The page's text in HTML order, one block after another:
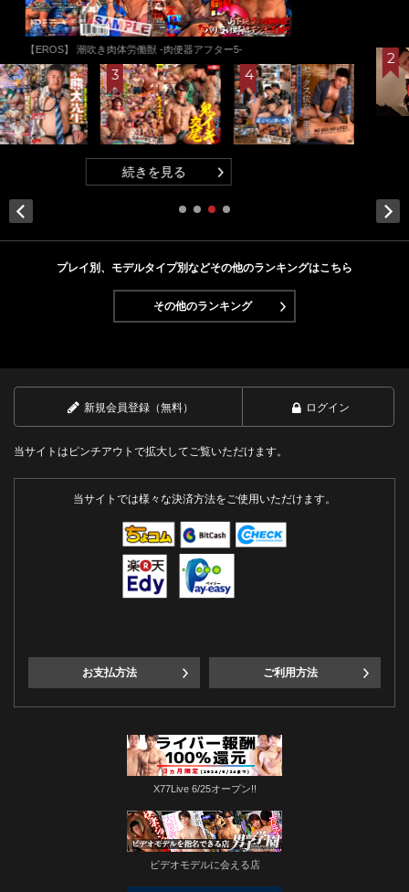
【赤面男子】 赤面男子CASE35：小●校の先生志望が2度目
の出演！デカ尻ガン突かれぶっ壊れアナルからの連続痙攣
逝き?
続きを見る
プレイ別、モデルタイプ別などその他のランキングはこちら
その他のランキング
新規会員登録（無料） ログイン
当サイトはピンチアウトで拡大してご覧いただけます。
当サイトでは様々な決済方法をご使用いただけます。
お支払方法 ご利用方法
X77Live 6/25オープン!!
ビデオモデルに会える店